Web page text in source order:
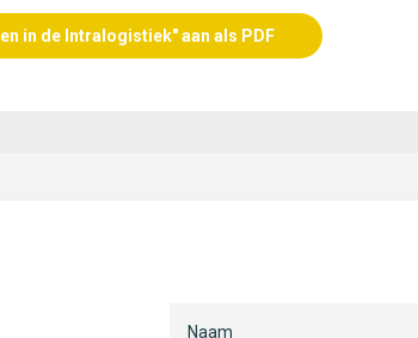
in de Intralogistiek" aan als PDF